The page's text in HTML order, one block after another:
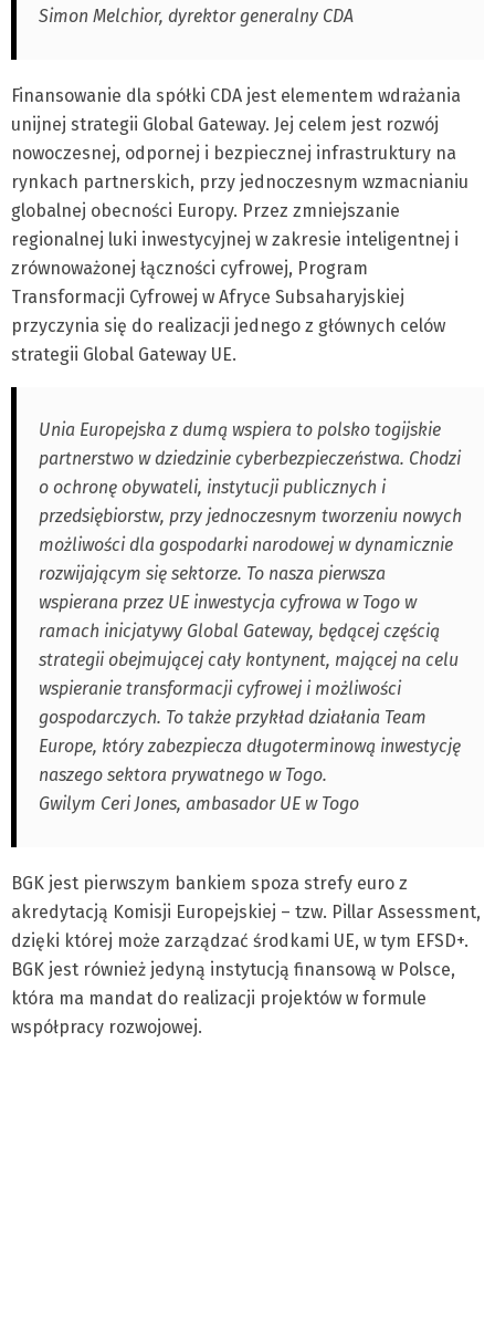
Simon Melchior, dyrektor generalny CDA
Finansowanie dla spółki CDA jest elementem wdrażania
unijnej strategii Global Gateway. Jej celem jest rozwój
nowoczesnej, odpornej i bezpiecznej infrastruktury na
rynkach partnerskich, przy jednoczesnym wzmacnianiu
globalnej obecności Europy. Przez zmniejszanie
regionalnej luki inwestycyjnej w zakresie inteligentnej i
zrównoważonej łączności cyfrowej, Program
Transformacji Cyfrowej w Afryce Subsaharyjskiej
przyczynia się do realizacji jednego z głównych celów
strategii Global Gateway UE.
Unia Europejska z dumą wspiera to polsko togijskie
partnerstwo w dziedzinie cyberbezpieczeństwa. Chodzi
o ochronę obywateli, instytucji publicznych i
przedsiębiorstw, przy jednoczesnym tworzeniu nowych
możliwości dla gospodarki narodowej w dynamicznie
rozwijającym się sektorze. To nasza pierwsza
wspierana przez UE inwestycja cyfrowa w Togo w
ramach inicjatywy Global Gateway, będącej częścią
strategii obejmującej cały kontynent, mającej na celu
wspieranie transformacji cyfrowej i możliwości
gospodarczych. To także przykład działania Team
Europe, który zabezpiecza długoterminową inwestycję
naszego sektora prywatnego w Togo.
Gwilym Ceri Jones, ambasador UE w Togo
BGK jest pierwszym bankiem spoza strefy euro z
akredytacją Komisji Europejskiej – tzw. Pillar Assessment,
dzięki której może zarządzać środkami UE, w tym EFSD+.
BGK jest również jedyną instytucją finansową w Polsce,
która ma mandat do realizacji projektów w formule
współpracy rozwojowej.